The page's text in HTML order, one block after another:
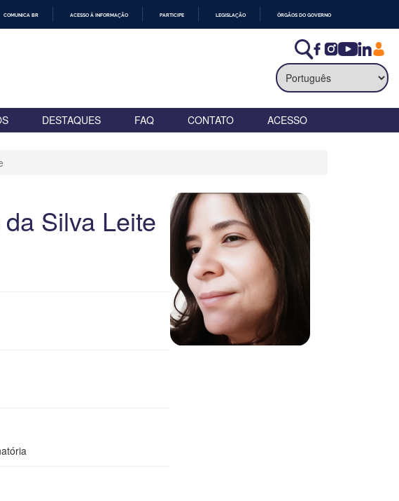
COMUNICA BR ACESSO À INFORMAÇÃO PARTICIPE LEGISLAÇÃO ÓRGÃOS DO GOVERNO
DESTAQUES FAQ CONTATO ACESSO
Silva Leite